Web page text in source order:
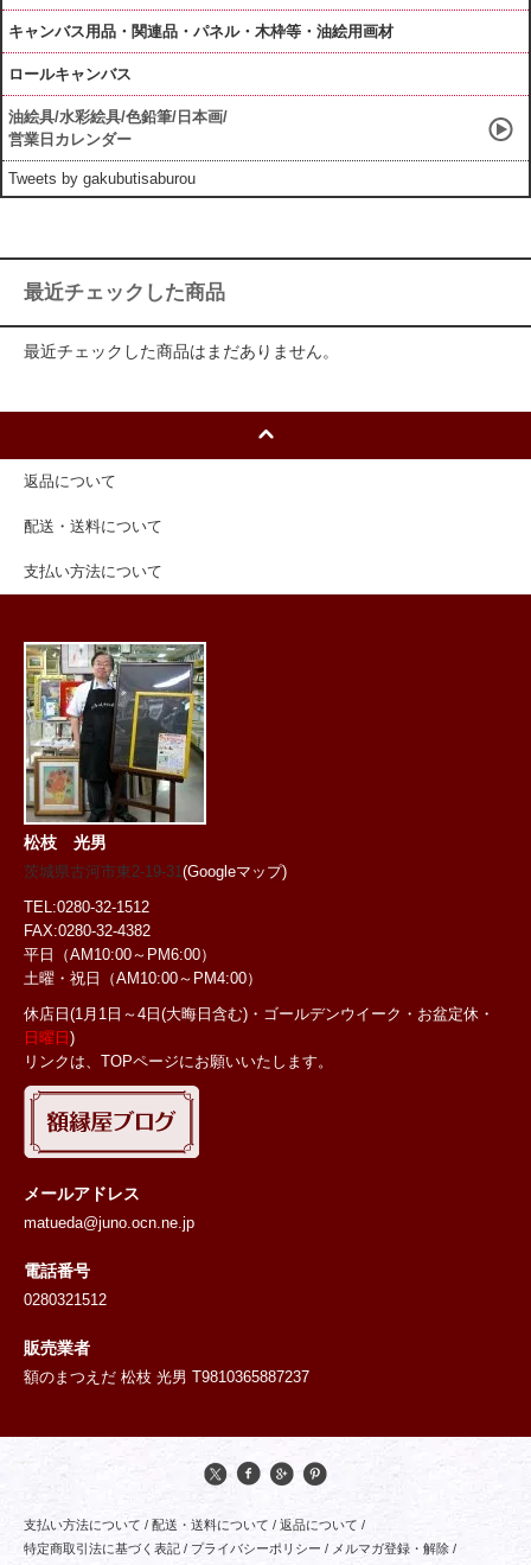
キャンバス用品・関連品・パネル・木枠等・油絵用画材
ロールキャンバス
油絵具/水彩絵具/色鉛筆/日本画/
営業日カレンダー
Tweets by gakubutisaburou
最近チェックした商品
最近チェックした商品はまだありません。
返品について
配送・送料について
支払い方法について
松枝 光男
茨城県古河市東2-19-31(Googleマップ)
TEL:0280-32-1512
FAX:0280-32-4382
平日（AM10:00～PM6:00）
土曜・祝日
（AM10:00～PM4:00）
休店日(1月1日～4日(大晦日含む)・ゴールデンウイーク・お盆定休・
日曜日 )
リンクは、TOPページにお願いいたします。
メールアドレス
matueda@juno.ocn.ne.jp
電話番号
0280321512
販売業者
額のまつえだ 松枝 光男 T9810365887237
支払い方法について / 配送・送料について / 返品について /
特定商取引法に基づく表記 / プライバシーポリシー / メルマガ登録・解除 /